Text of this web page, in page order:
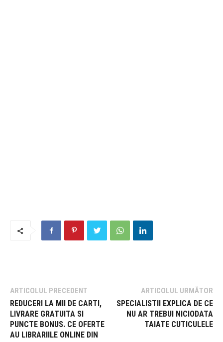
ARTICOLUL PRECEDENT
REDUCERI LA MII DE CARTI,
LIVRARE GRATUITA SI
PUNCTE BONUS. CE OFERTE
AU LIBRARIILE ONLINE DIN
ARTICOLUL URMĂTOR
SPECIALISTII EXPLICA DE CE
NU AR TREBUI NICIODATA
TAIATE CUTICULELE